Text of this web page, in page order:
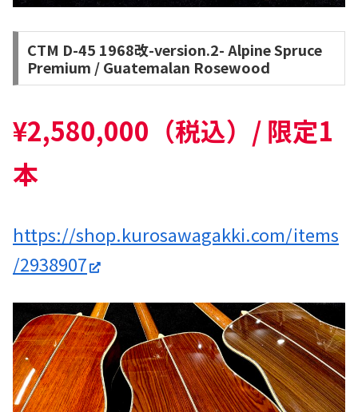
CTM D-45 1968改-version.2- Alpine Spruce
Premium / Guatemalan Rosewood
¥2,580,000（税込）/ 限定1
本
https://shop.kurosawagakki.com/items
/2938907